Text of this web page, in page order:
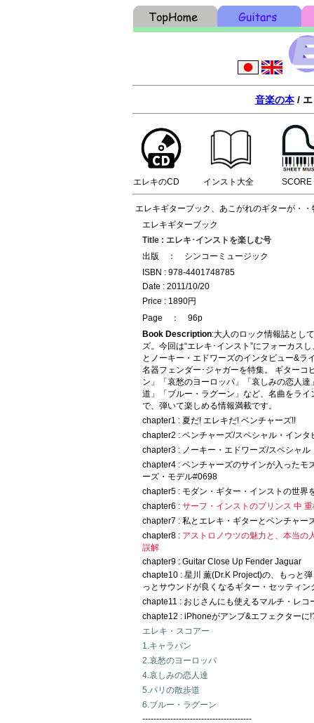
音楽の本/ エ
エレキのCD インスト大全 SCORE
エレキギターブック、あこがれのギターが・
エレキギターブック
Title : エレキ･インストを楽しむ号
出版 ： シンコーミュージック
ISBN : 978-4401748785
Date : 2011/10/20
Price : 1890円
Page ： 96p
Book Description:大人のロック情報誌とし
ズ。今回は“エレキ･インスト”にフォーカス
とノーキー・エドワーズのインタビュー&ラ
名器フェンダー･ジャガーを特集。 ギターコ
ン」「哀愁のヨーロッパ」「哀しみの恋人達
道」「ブルー・ラグーン」など、名曲をライ
で、弾いて楽しめる情報満載です。
chapter1 : 夏だ! エレキだ! ベンチャーズ!!
chapter2 : ベンチャーズ/スペシャル・インタ
chapter3 : ノーキー・エドワーズ/スペシャル
chapter4 : ベンチャーズのサインが入ったモ
ーズ・モデル#0698
chapter5 : モダン・ギター・インストの世界
chapter6 : サーフ・インストのプリンス 中
chapter7 : 私とエレキ・ギターとベンチャー
chapter8 : アストロノウツの魅力と、本当の
誤解
chapter9 : Guitar Close Up Fender Jaguar
chapte10 : 星川 薫(Dr.K Project)の、もっと
っとサウンドが良くなるギター・セッティン
chapte11 : おじさんにも使えるマルチ・レコ
chapte12 : iPhoneがアンプ&エフェクターに
エレキ・スコアー
1.キャラバン
2.哀愁のヨーロッパ
4.哀しみの恋人達
5.パリの散歩道
6.ブルー・ラグーン
---------------------------------------